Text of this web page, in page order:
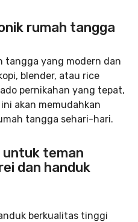
rumah tangga
tangga yang modern dan
blender, atau rice
pernikahan yang tepat,
akan memudahkan
tangga sehari-hari.
untuk teman
dan handuk
berkualitas tinggi